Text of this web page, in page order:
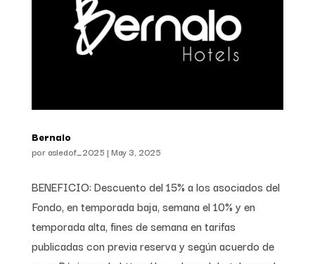
Bernalo
por asledof_2025 | May 3, 2025
BENEFICIO: Descuento del 15% a los asociados del
Fondo, en temporada baja, semana el 10% y en
temporada alta, fines de semana en tarifas
publicadas con previa reserva y según acuerdo de